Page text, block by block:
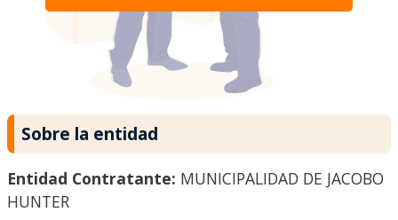
Sobre la entidad
Entidad Contratante: MUNICIPALIDAD DE JACOBO
HUNTER